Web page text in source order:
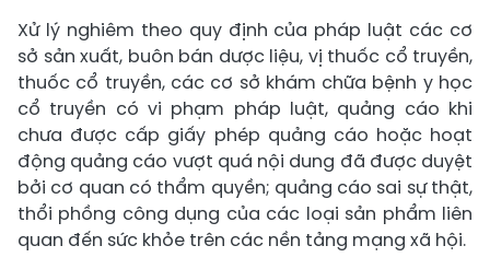
Xử lý nghiêm theo quy định của pháp luật các cơ
sở sản xuất, buôn bán dược liệu, vị thuốc cổ truyền,
thuốc cổ truyền, các cơ sở khám chữa bệnh y học
cổ truyền có vi phạm pháp luật, quảng cáo khi
chưa được cấp giấy phép quảng cáo hoặc hoạt
động quảng cáo vượt quá nội dung đã được duyệt
bởi cơ quan có thẩm quyền; quảng cáo sai sự thật,
thổi phồng công dụng của các loại sản phẩm liên
quan đến sức khỏe trên các nền tảng mạng xã hội.